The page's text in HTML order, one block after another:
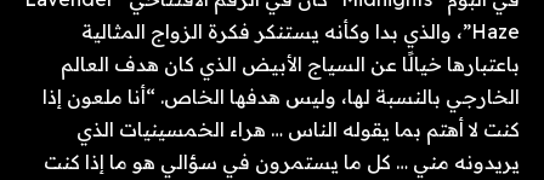
Haze”، والذي بدا وكأنه يستنكر فكرة الزواج المثالية
باعتبارها خيالًا عن السياج الأبيض الذي كان هدف العالم
الخارجي بالنسبة لها، وليس هدفها الخاص. “أنا ملعون إذا
كنت لا أهتم بما يقوله الناس … هراء الخمسينيات الذي
يريدونه مني … كل ما يستمرون في سؤالي هو ما إذا كنت